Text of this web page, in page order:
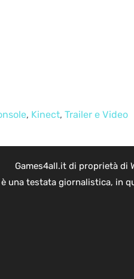
, Kinect, Trailer e Video
Games4all.it di proprietà di
è una testata giornalistica, in